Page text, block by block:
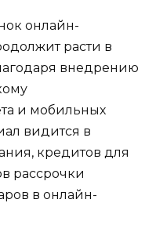
онлайн-
расти в
внедрению
и мобильных
видится в
кредитов для
рассрочки
в онлайн-